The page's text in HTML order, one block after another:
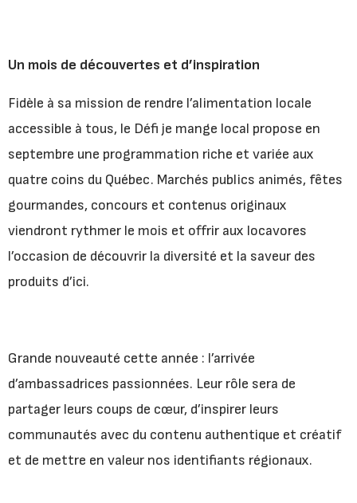
Un mois de découvertes et d’inspiration
Fidèle à sa mission de rendre l’alimentation locale
accessible à tous, le Défi je mange local propose en
septembre une programmation riche et variée aux
quatre coins du Québec. Marchés publics animés, fêtes
gourmandes, concours et contenus originaux
viendront rythmer le mois et offrir aux locavores
l’occasion de découvrir la diversité et la saveur des
produits d’ici.
Grande nouveauté cette année : l’arrivée
d’ambassadrices passionnées. Leur rôle sera de
partager leurs coups de cœur, d’inspirer leurs
communautés avec du contenu authentique et créatif
et de mettre en valeur nos identifiants régionaux.